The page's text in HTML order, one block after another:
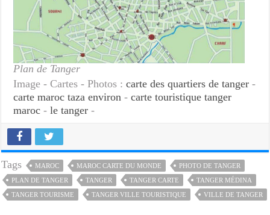
Plan de Tanger
Image - Cartes - Photos :carte des quartiers de tanger -
carte maroc taza environ -carte touristique tanger
maroc -le tanger -
Tags MAROC MAROC CARTE DU MONDE
PHOTO DE TANGER
PLAN DE TANGER
TANGER TANGER CARTE
TANGER MÉDINA
TANGER TOURISME
TANGER VILLE TOURISTIQUE VILLE DE TANGER